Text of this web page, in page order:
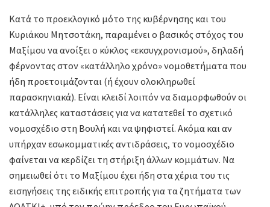
Κατά το προεκλογικό μότο της κυβέρνησης και του
Κυριάκου Μητσοτάκη, παραμένει ο βασικός στόχος του
Μαξίμου να ανοίξει ο κύκλος «εκσυγχρονισμού», δηλαδή
φέρνοντας στον «κατάλληλο χρόνο» νομοθετήματα που
ήδη προετοιμάζονται (ή έχουν ολοκληρωθεί
παρασκηνιακά). Είναι κλειδί λοιπόν να διαμορφωθούν οι
κατάλληλες καταστάσεις για να κατατεθεί το σχετικό
νομοσχέδιο στη Βουλή και να ψηφιστεί. Ακόμα και αν
υπήρχαν εσωκομματικές αντιδράσεις, το νομοσχέδιο
φαίνεται να κερδίζει τη στήριξη άλλων κομμάτων. Να
σημειωθεί ότι το Μαξίμου έχει ήδη στα χέρια του τις
εισηγήσεις της ειδικής επιτροπής για τα ζητήματα των